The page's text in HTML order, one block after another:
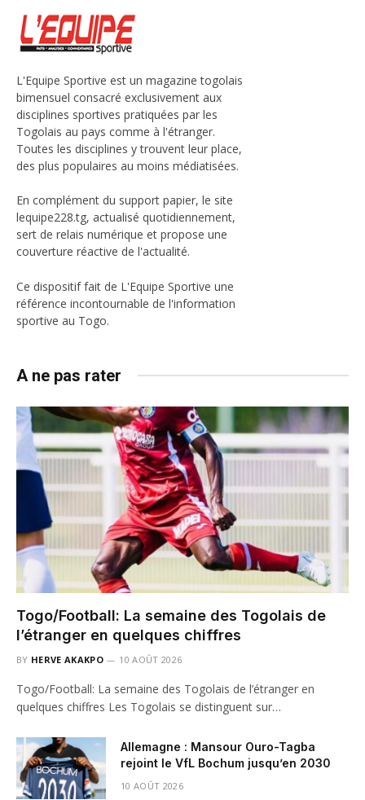
L'Equipe Sportive est un magazine togolais
bimensuel consacré exclusivement aux
disciplines sportives pratiquées par les
Togolais au pays comme à l'étranger.
Toutes les disciplines y trouvent leur place,
des plus populaires au moins médiatisées.
En complément du support papier, le site
lequipe228.tg, actualisé quotidiennement,
sert de relais numérique et propose une
couverture réactive de l'actualité.
Ce dispositif fait de L'Equipe Sportive une
référence incontournable de l'information
sportive au Togo.
A ne pas rater
Togo/Football: La semaine des Togolais de
l’étranger en quelques chiffres
BY HERVE AKAKPO 10 AOÛT 2026
Togo/Football: La semaine des Togolais de l’étranger en
quelques chiffres Les Togolais se distinguent sur…
Allemagne : Mansour Ouro-Tagba
rejoint le VfL Bochum jusqu’en 2030
10 AOÛT 2026